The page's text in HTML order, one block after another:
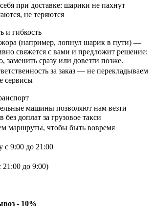
при доставке: шарики не пахнут
не теряются
и гибкость
(например, лопнул шарик в пути) —
свяжется с вами и предложит решение:
заменить сразу или довезти позже.
за заказ — не перекладываем
сервисы
машины позволяют нам везти
доплат за грузовое такси
маршруты, чтобы быть вовремя
с 9:00 до 21:00
21:00 до 9:00)
- 10%